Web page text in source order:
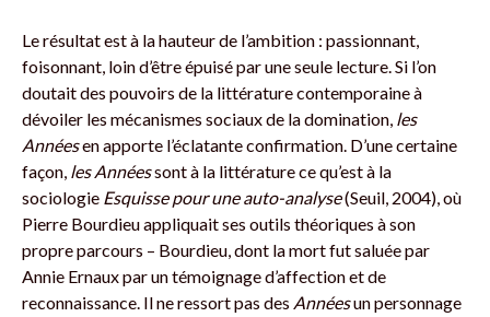
Le résultat est à la hauteur de l’ambition : passionnant,
foisonnant, loin d’être épuisé par une seule lecture. Si l’on
doutait des pouvoirs de la littérature contemporaine à
dévoiler les mécanismes sociaux de la domination, les
Annéesen apporte l’éclatante confirmation. D’une certaine
façon, les Annéessont à la littérature ce qu’est à la
sociologie Esquisse pour une auto-analyse(Seuil, 2004), où
Pierre Bourdieu appliquait ses outils théoriques à son
propre parcours – Bourdieu, dont la mort fut saluée par
Annie Ernaux par un témoignage d’affection et de
reconnaissance. Il ne ressort pas des Annéesun personnage